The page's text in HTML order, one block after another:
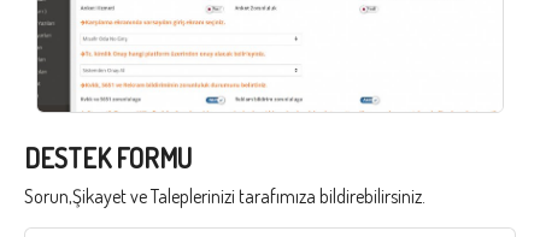
DESTEK FORMU
Sorun,Şikayet ve Taleplerinizi tarafımıza bildirebilirsiniz.